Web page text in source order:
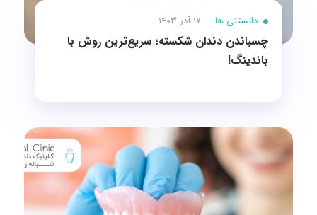
دانستنی ها 17 آذر 1403
چسباندن دندان شکسته؛ سریع‌ترین روش با
باندینگ!